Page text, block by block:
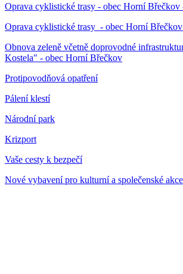
Oprava cyklistické trasy - obec Horní Břečkov
Oprava cyklistické trasy - obec Horní
Obnova zeleně včetně doprovodné
Kostela" - obec Horní Břečkov
Protipovodňová opatření
Pálení klestí
Národní park
Krizport
Vaše cesty k bezpečí
Nové vybavení pro kulturní a společenské